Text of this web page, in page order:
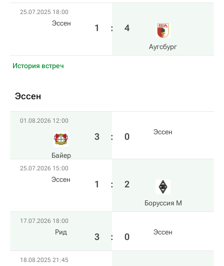
25.07.2025 18:00
Эссен 1 : 4
Аугсбург
История встреч
Эссен
01.08.2026 12:00
Байер
3 : 0 Эссен
25.07.2026 15:00
Эссен 1 : 2
Боруссия М
17.07.2026 18:00
Рид 3 : 0 Эссен
18.08.2025 21:45